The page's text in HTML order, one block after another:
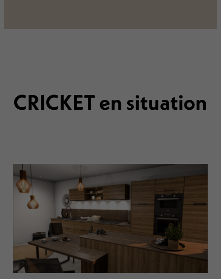
CRICKET en situation